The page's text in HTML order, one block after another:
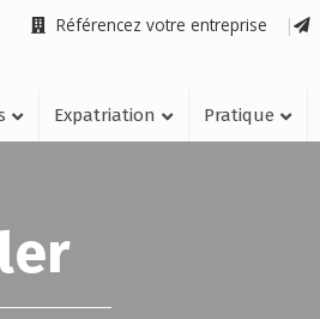
Référencez votre entreprise
Expatriation Pratique